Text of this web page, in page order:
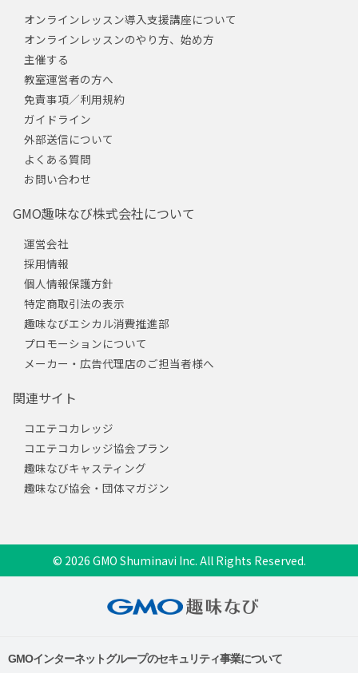
オンラインレッスン導入支援講座について
オンラインレッスンのやり方、始め方
主催する
教室運営者の方へ
免責事項／利用規約
ガイドライン
外部送信について
よくある質問
お問い合わせ
GMO趣味なび株式会社について
運営会社
採用情報
個人情報保護方針
特定商取引法の表示
趣味なびエシカル消費推進部
プロモーションについて
メーカー・広告代理店のご担当者様へ
関連サイト
コエテコカレッジ
コエテコカレッジ協会プラン
趣味なびキャスティング
趣味なび協会・団体マガジン
© 2026 GMO Shuminavi Inc. All Rights Reserved.